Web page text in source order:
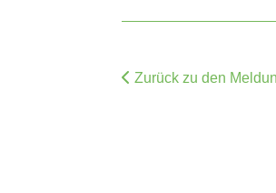
Zurück zu den